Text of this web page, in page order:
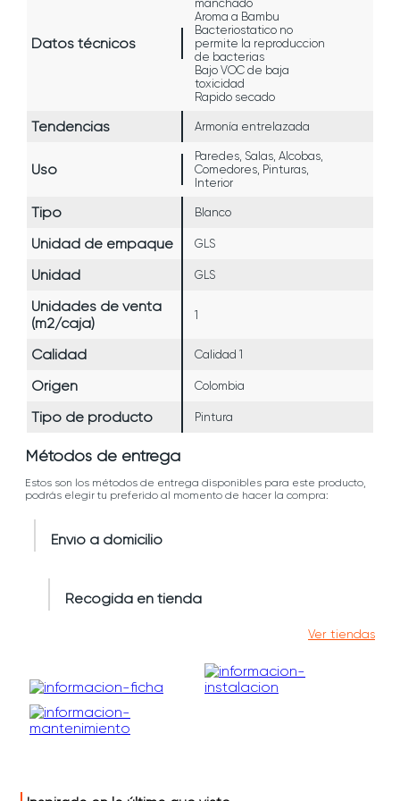
Datos técnicos
manchado
Aroma a Bambu
Bacteriostatico no
permite la reproduccion
de bacterias
Bajo VOC de baja
toxicidad
Rapido secado
Tendencias Armonía entrelazada
Uso
Paredes, Salas, Alcobas,
Comedores, Pinturas,
Interior
Tipo Blanco
Unidad de empaque GLS
Unidad GLS
Unidades de venta
(m2/caja)
1
Calidad Calidad 1
Origen Colombia
Tipo de producto Pintura
Métodos de entrega
Estos son los métodos de entrega disponibles para este producto,
podrás elegir tu preferido al momento de hacer la compra:
Envío a domicilio
Recogida en tienda
Ver tiendas